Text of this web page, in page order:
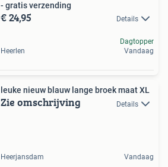
- gratis verzending
€ 24,95 Details
Heerlen
Dagtopper
Vandaag
leuke nieuw blauw lange broek maat XL
Zie omschrijving Details
Heerjansdam Vandaag